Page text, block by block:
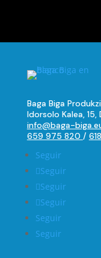
Baga Biga
Idorsolo Kalea,
info@baga-
659 975 820 /
Seguir
Seguir
Seguir
Seguir
Seguir
Seguir